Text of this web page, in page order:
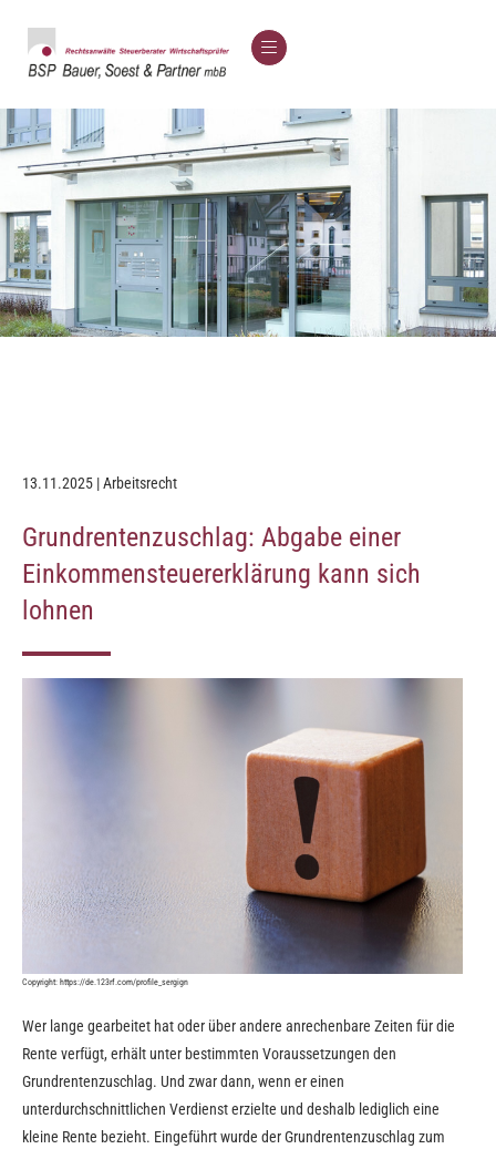
13.11.2025 | Arbeitsrecht
Grundrentenzuschlag: Abgabe einer
Einkommensteuererklärung kann sich
lohnen
Copyright: https://de.123rf.com/profile_sergign
Wer lange gearbeitet hat oder über andere anrechenbare Zeiten für die
Rente verfügt, erhält unter bestimmten Voraussetzungen den
Grundrentenzuschlag. Und zwar dann, wenn er einen
unterdurchschnittlichen Verdienst erzielte und deshalb lediglich eine
kleine Rente bezieht. Eingeführt wurde der Grundrentenzuschlag zum